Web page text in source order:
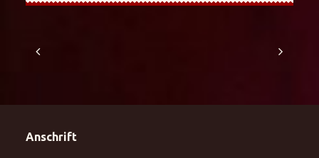
Anschrift